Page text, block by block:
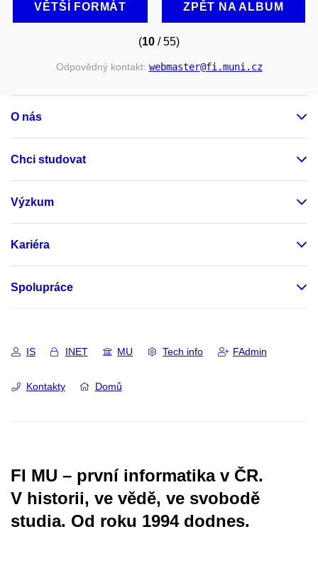
VĚTŠÍ FORMÁT ZPĚT NA ALBUM
(10 / 55)
Odpovědný kontakt: webmaster@fi.muni.cz
O nás
Chci studovat
Výzkum
Kariéra
Spolupráce
IS INET MU Tech info FAdmin
Kontakty Domů
FI MU – první informatika v ČR.
V historii, ve vědě, ve svobodě
studia. Od roku 1994 dodnes.